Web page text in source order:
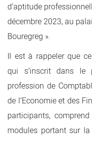
d’aptitude
décembre 2023, au
Bouregreg ».
Il est à rappeler que
qui s’inscrit dans le
profession de
de l’Economie et des
participants,
modules portant sur